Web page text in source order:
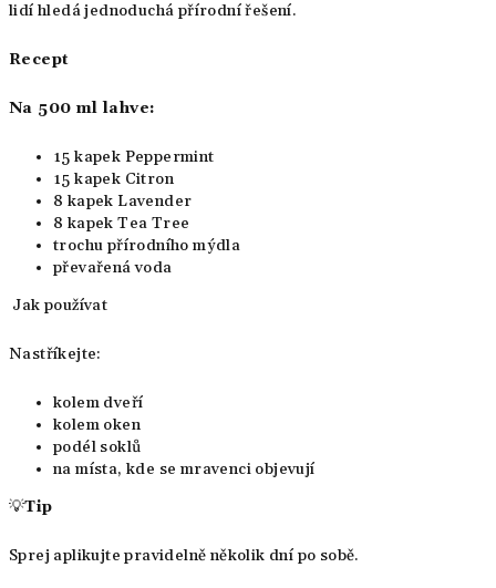
lidí hledá jednoduchá přírodní řešení.
Recept
Na 500 ml lahve:
15 kapek Peppermint
15 kapek Citron
8 kapek Lavender
8 kapek Tea Tree
trochu přírodního mýdla
převařená voda
Jak používat
Nastříkejte:
kolem dveří
kolem oken
podél soklů
na místa, kde se mravenci objevují
💡Tip
Sprej aplikujte pravidelně několik dní po sobě.